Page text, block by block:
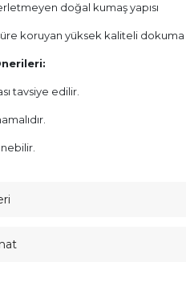
doğal kumaş yapısı
koruyan yüksek kaliteli dokuma
tavsiye edilir.